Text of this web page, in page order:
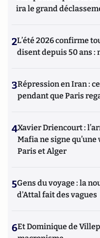
ira le grand
2L’été 2026 confirme
disent depuis 50 ans :
3Répression en Iran :
pendant que Paris
4Xavier Driencourt :
Mafia ne signe
Paris et Alger
5Gens du voyage : la
d'Attal fait des vagues
6Et Dominique de